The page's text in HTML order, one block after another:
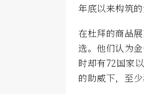
年底以来构筑
在杜拜的商品
选。他们认为
时却有72国家
的助威下，至